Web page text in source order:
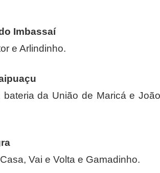
Imbassaí
e Arlindinho.
bateria da União de Maricá e João
Vai e Volta e Gamadinho.